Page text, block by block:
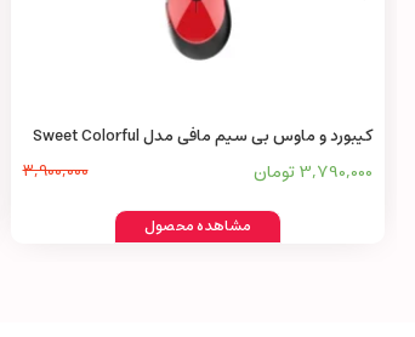
کیبورد و ماوس بی سیم مافی مدل Sweet Colorful
3,790,000 تومان 3,900,000
مشاهده محصول